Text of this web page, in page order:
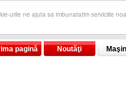
urile ne ajuta sa imbunatatim serviciile
pagină Noutăţi